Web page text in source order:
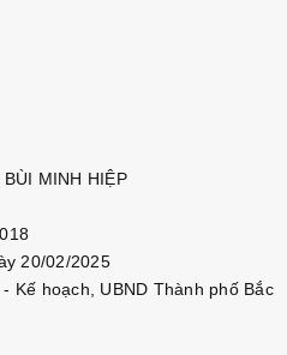
MINH HIỆP
20/02/2025
Kế hoạch, UBND Thành phố Bắc